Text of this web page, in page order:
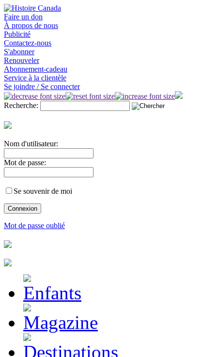
Faire un don
À propos de nous
Publicité
Contactez-nous
S'abonner
Renouveler
Abonnement-cadeau
Service à la clientèle
Se joindre / Se connecter
Recherche:
Nom d'utilisateur:
Mot de passe:
Se souvenir de moi
Mot de passe oublié